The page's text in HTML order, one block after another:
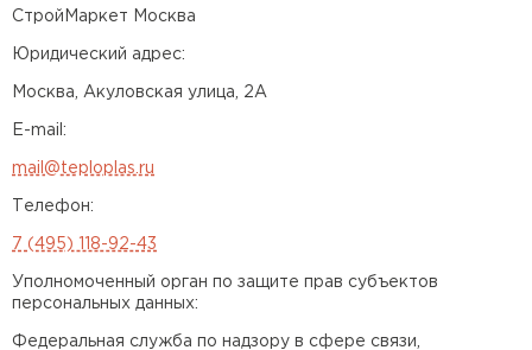
СтройМаркет Москва
Юридический адрес:
Москва, Акуловская улица, 2А
E-mail:
mail@teploplas.ru
Телефон:
7 (495) 118-92-43
Уполномоченный орган по защите прав субъектов
персональных данных:
Федеральная служба по надзору в сфере связи,